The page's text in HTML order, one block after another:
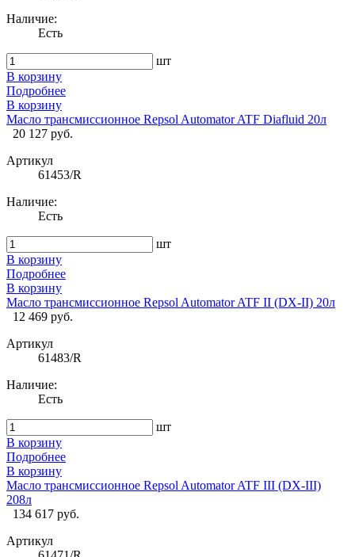
Наличие:
Есть
шт
В корзину
Подробнее
В корзину
Масло трансмиссионное Repsol Automator ATF Diafluid 20л
20 127 руб.
Артикул
61453/R
Наличие:
Есть
шт
В корзину
Подробнее
В корзину
Масло трансмиссионное Repsol Automator ATF II (DX-II) 20л
12 469 руб.
Артикул
61483/R
Наличие:
Есть
шт
В корзину
Подробнее
В корзину
Масло трансмиссионное Repsol Automator ATF III (DX-III)
208л
134 617 руб.
Артикул